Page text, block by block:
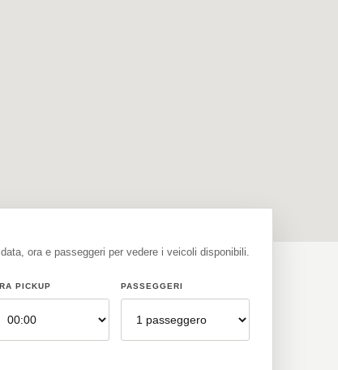
ora e passeggeri per vedere i veicoli disponibili.
PICKUP PASSEGGERI